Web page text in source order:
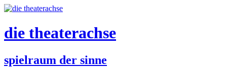
die theaterachse
spielraum der sinne